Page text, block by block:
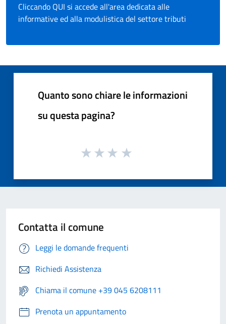
Cliccando QUI si accede all'area dedicata alle
informative ed alla modulistica del settore tributi
Quanto sono chiare le informazioni
su questa pagina?
Contatta il comune
Leggi le domande frequenti
Richiedi Assistenza
Chiama il comune +39 045 6208111
Prenota un appuntamento